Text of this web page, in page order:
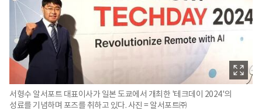
서형수 알서포트 대표이사가 일본 도쿄에서 개최한 '테크데이 2024'의
성료를 기념하며 포즈를 취하고 있다. 사진 = 알서포트㈜